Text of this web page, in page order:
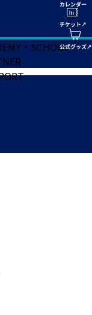
・SCHOOL